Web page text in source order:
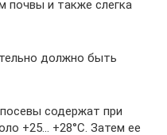
почвы и также слегка
должно быть
содержат при
+25… +28°С. Затем ее